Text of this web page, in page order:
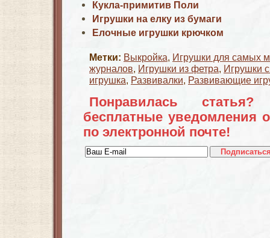
Кукла-примитив Поли
Игрушки на елку из бумаги
Елочные игрушки крючком
Метки: Выкройка, Игрушки для самых
журналов, Игрушки из фетра, Игрушки
игрушка, Развивалки, Развивающие
Понравилась
бесплатные уведомления
по электронной почте!